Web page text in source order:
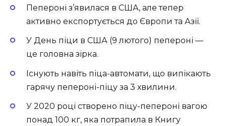
Пепероні з’явилася в США, але тепер
активно експортується до Європи та Азії.
У День піци в США (9 лютого) пепероні —
це головна зірка.
Існують навіть піца-автомати, що випікають
гарячу пепероні-піцу за 3 хвилини.
У 2020 році створено піцу-пепероні вагою
понад 100 кг, яка потрапила в Книгу